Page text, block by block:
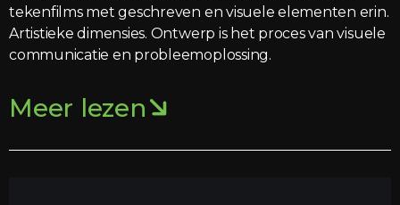
tekenfilms met geschreven en visuele elementen erin.
Artistieke dimensies. Ontwerp is het proces van visuele
communicatie en probleemoplossing.
Meer lezen